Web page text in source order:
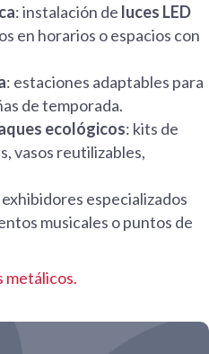
: instalación de luces LED
en horarios o espacios con
: estaciones adaptables para
de temporada.
ecológicos: kits de
vasos reutilizables,
exhibidores especializados
musicales o puntos de
metálicos.